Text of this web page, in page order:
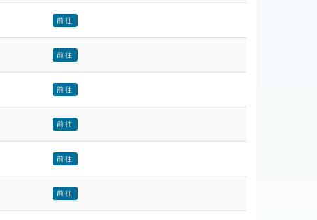
前往
前往
前往
前往
前往
前往